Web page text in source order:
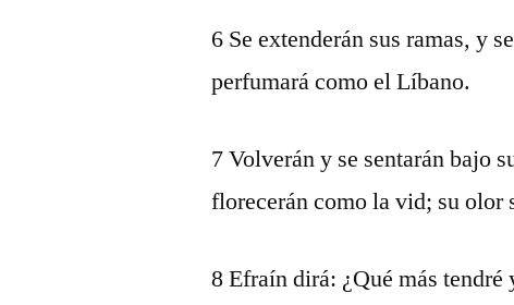
6 Se extenderán sus ramas, y
perfumará como el Líbano.
7 Volverán y se sentarán bajo
florecerán como la vid; su olor
8 Efraín dirá: ¿Qué más